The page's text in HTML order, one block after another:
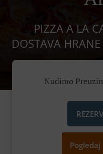
PIZZA A LA
DOSTAVA
Nudimo